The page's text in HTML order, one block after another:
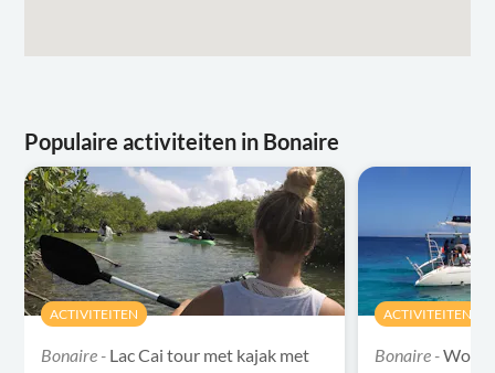
Populaire activiteiten in Bonaire
ACTIVITEITEN
Bonaire - Lac Cai tour met kajak met
ACTIVITEITEN
Bonaire -